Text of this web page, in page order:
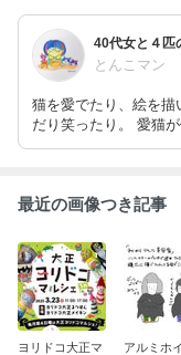
40代女と４
とんこマン
猫を愛でたり、絵を描
だり笑ったり。 愛猫が健やかに過ごして欲しくて キャットケアス
最近の画像つき記事
ヨリドコ大正マ
アルミホ